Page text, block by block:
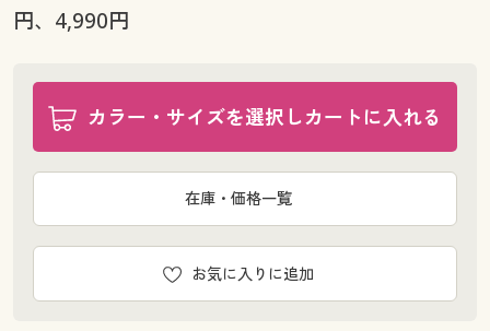
ウエスト91(股下79) ◎ 在庫あり
ウエスト94(股下79) ◎ 在庫あり
ウエスト97(股下70) ◎ 在庫あり
ウエスト97(股下76) ○ 在庫わずか
ウエスト100(股下70) ◎ 在庫あり
ウエスト100(股下73) ◎ 在庫あり
円、4,990円
カラー・サイズを選択しカートに入れる
お気に入りに追加
在庫・価格一覧